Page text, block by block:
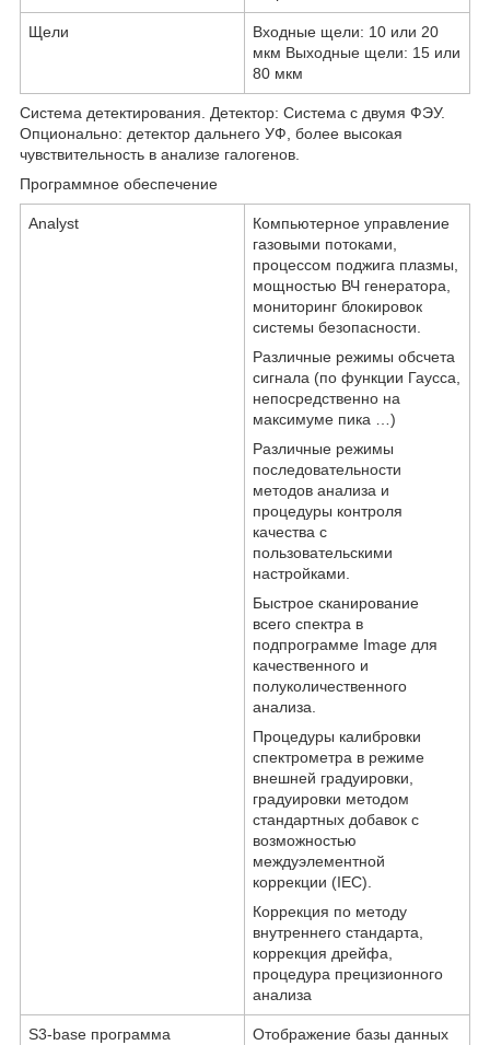
Щели
Входные щели: 10 или 20
мкм Выходные щели: 15 или
80 мкм
Система детектирования. Детектор: Система с двумя ФЭУ.
Опционально: детектор дальнего УФ, более высокая
чувствительность в анализе галогенов.
Программное обеспечение
Analyst
Компьютерное управление
газовыми потоками,
процессом поджига плазмы,
мощностью ВЧ генератора,
мониторинг блокировок
системы безопасности.
Различные режимы обсчета
сигнала (по функции Гаусса,
непосредственно на
максимуме пика …)
Различные режимы
последовательности
методов анализа и
процедуры контроля
качества с
пользовательскими
настройками.
Быстрое сканирование
всего спектра в
подпрограмме Image для
качественного и
полуколичественного
анализа.
Процедуры калибровки
спектрометра в режиме
внешней градуировки,
градуировки методом
стандартных добавок с
возможностью
междуэлементной
коррекции (IEC).
Коррекция по методу
внутреннего стандарта,
коррекция дрейфа,
процедура прецизионного
анализа
S3-base программа
Отображение базы данных